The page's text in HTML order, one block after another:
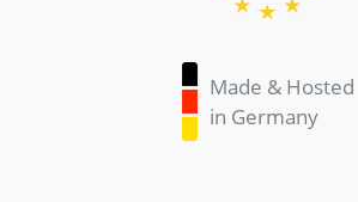
Made & Hosted
in Germany